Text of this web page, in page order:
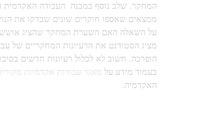
המחקר. שלב נוסף במבנה
העבודה האקדמית
ממצאים שאספו חוקרים שונים שבדקו את
על השאלה האם השערת המחקר שהציג
מציג הסטודנט את הרעיונות המחקריים של
הופרכה. חשוב לא לכלול רעיונות חדשים
בעמוד מידע על מאגר עבודות אקדמיות
האקדמיה.